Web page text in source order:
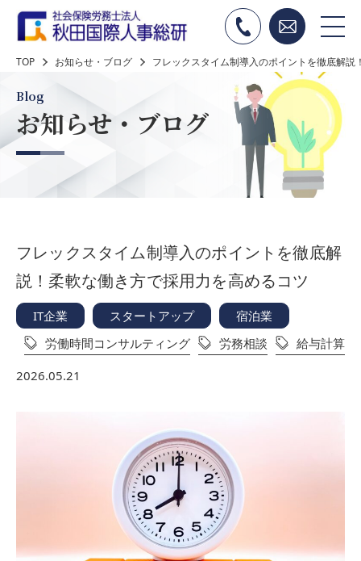
TOP お知らせ・ブログ フレックスタイム制導入のポイントを徹底解
Blog
お知らせ・ブログ
フレックスタイム制導入のポイントを徹底解
説！柔軟な働き方で採用力を高めるコツ
IT企業 スタートアップ
宿泊業
労働時間コンサルティング
労務相談
給与計算
2026.05.21